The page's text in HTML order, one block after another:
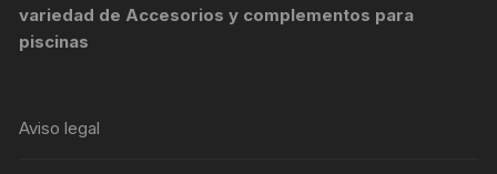
variedad de Accesorios y complementos para
piscinas
Aviso legal